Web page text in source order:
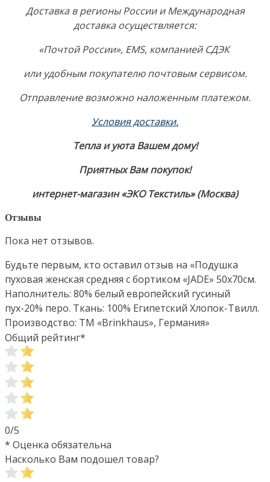
Доставка в регионы России и Международная
доставка осуществляется:
«Почтой России», EMS, компанией СДЭК
или удобным покупателю почтовым сервисом.
Отправление возможно наложенным платежом.
Условия доставки.
Тепла и уюта Вашем дому!
Приятных Вам покупок!
интернет-магазин «ЭКО Текстиль» (Москва)
Отзывы
Пока нет отзывов.
Будьте первым, кто оставил отзыв на «Подушка
пуховая женская средняя с бортиком «JADE» 50х70см.
Наполнитель: 80% белый европейский гусиный
пух-20% перо. Ткань: 100% Египетский Хлопок-Твилл.
Производство: ТМ «Brinkhaus», Германия»
Общий рейтинг*
0/5
* Оценка обязательна
Насколько Вам подошел товар?